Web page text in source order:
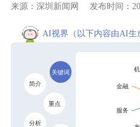
来源：深圳新闻网 发布时间：
AI视界 （以下内容由AI生
关键词
简介
重点
分析